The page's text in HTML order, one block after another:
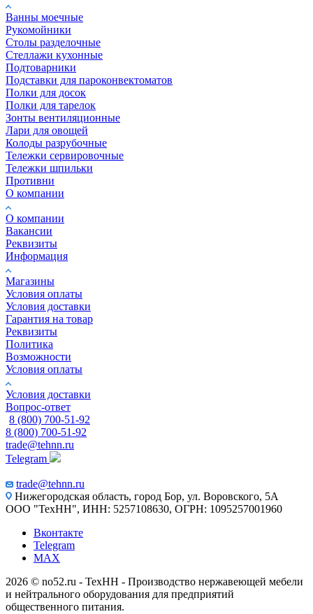
Ванны моечные
Рукомойники
Столы разделочные
Стеллажи кухонные
Подтоварники
Подставки для пароконвектоматов
Полки для досок
Полки для тарелок
Зонты вентиляционные
Лари для овощей
Колоды разрубочные
Тележки сервировочные
Тележки шпильки
Противни
О компании
О компании
Вакансии
Реквизиты
Информация
Магазины
Условия оплаты
Условия доставки
Гарантия на товар
Реквизиты
Политика
Возможности
Условия оплаты
Условия доставки
Вопрос-ответ
8 (800) 700-51-92
8 (800) 700-51-92
trade@tehnn.ru
Telegram
trade@tehnn.ru
Нижегородская область, город Бор, ул. Воровского, 5А
ООО "ТехНН", ИНН: 5257108630, ОГРН: 1095257001960
Вконтакте
Telegram
MAX
2026 © no52.ru - ТехНН - Производство нержавеющей мебели
и нейтрального оборудования для предприятий
общественного питания.